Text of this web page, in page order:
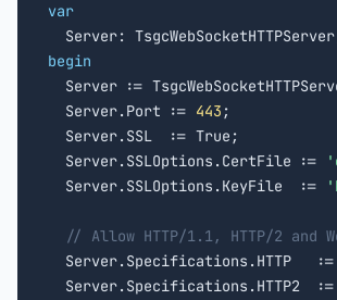
var
begin
Server :=
  Server.Port :=
443 ;
  Server.SSL  := True;
  Server.SSLOptions.CertFile :=
  Server.SSLOptions.KeyFile  :=
// Allow HTTP/1.1, HTTP/2 and
Server.Specifications.HTTP
Server.Specifications.HTTP2